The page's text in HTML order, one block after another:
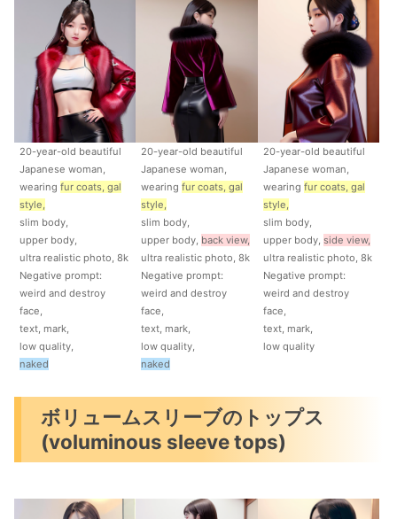
20-year-old beautiful
Japanese woman,
wearing fur coats, gal
style,
slim body,
upper body,
ultra realistic photo, 8k
Negative prompt:
weird and destroy
face,
text, mark,
low quality,
naked
20-year-old beautiful
Japanese woman,
wearingfur coats, gal
style,
slim body,
upper body, back view,
ultra realistic photo, 8k
Negative prompt:
weird and destroy
face,
text, mark,
low quality,
naked
20-year-old beautiful
Japanese woman,
wearing fur coats, gal
style,
slim body,
upper body, side view,
ultra realistic photo, 8k
Negative prompt:
weird and destroy
face,
text, mark,
low quality
ボリュームスリーブのトップス
(voluminous sleeve tops)